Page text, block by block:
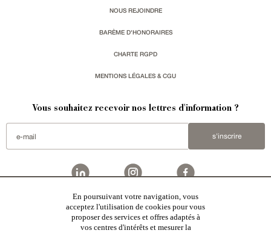
NOUS REJOINDRE
BARÈME D'HONORAIRES
CHARTE RGPD
MENTIONS LÉGALES & CGU
Vous souhaitez recevoir nos lettres d'information ?
s'inscrire
Patrice Besse est une agence immobilière basée à Paris, ayant créé un réseau national spécialisé
dans la vente de bâtiments de caractère:
demeures & maisons
appartements,Architecture du 20ème S.,monuments historiques
mas & corps de ferme,maisons de village,chalets
En poursuivant votre navigation, vous
acceptez l'utilisation de cookies pour vous
proposer des services et offres adaptés à
vos centres d'intérêts et mesurer la